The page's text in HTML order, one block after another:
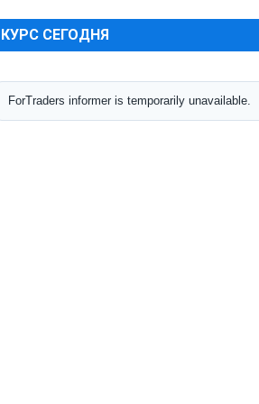
КУРС СЕГОДНЯ